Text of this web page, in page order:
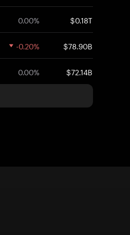
0.00% $0.18T
-0.20% $78.90B
0.00% $72.14B